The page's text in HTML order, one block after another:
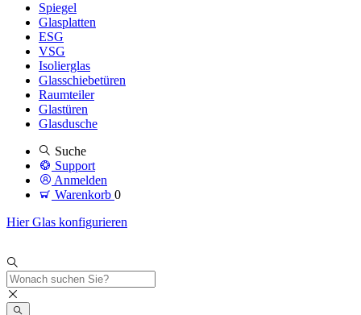
Spiegel
Glasplatten
ESG
VSG
Isolierglas
Glasschiebetüren
Raumteiler
Glastüren
Glasdusche
Suche
Support
Anmelden
Warenkorb 0
Hier Glas konfigurieren